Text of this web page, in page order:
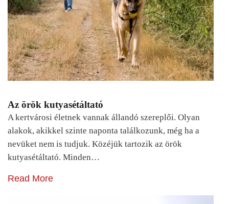
Az örök kutyasétáltató
A kertvárosi életnek vannak állandó szereplői. Olyan
alakok, akikkel szinte naponta találkozunk, még ha a
nevüket nem is tudjuk. Közéjük tartozik az örök
kutyasétáltató. Minden…
Read More